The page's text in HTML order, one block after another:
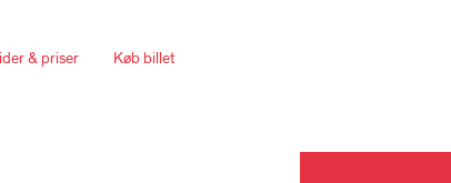
& priser Køb billet